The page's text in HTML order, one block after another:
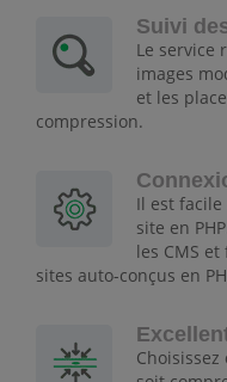
Suivi
Le service
images
et les
compression.
Il est
site en
les CMS
sites auto-conçus en